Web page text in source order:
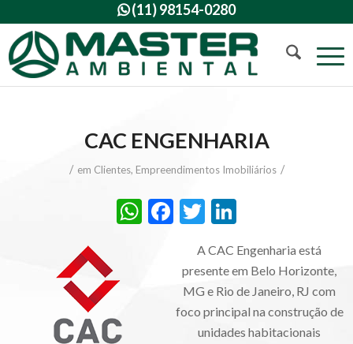
(11) 98154-0280
CAC ENGENHARIA
/ em Clientes, Empreendimentos Imobiliários /
WhatsApp
Facebook
Twitter
A CAC Engenharia está
presente em Belo Horizonte,
MG e Rio de Janeiro, RJ com
foco principal na construção de
unidades habitacionais